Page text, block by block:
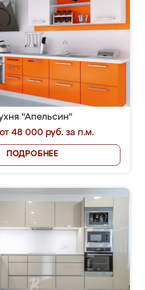
"Апельсин"
48 000 руб. за п.м.
ПОДРОБНЕЕ